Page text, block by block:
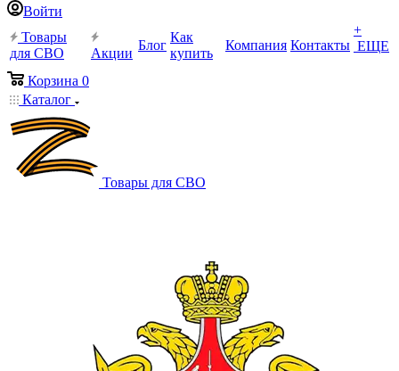
Войти
Товары
для СВО
Акции
Блог
Как
купить
Компания Контакты
+
ЕЩЕ
Корзина 0
Каталог
Товары для СВО